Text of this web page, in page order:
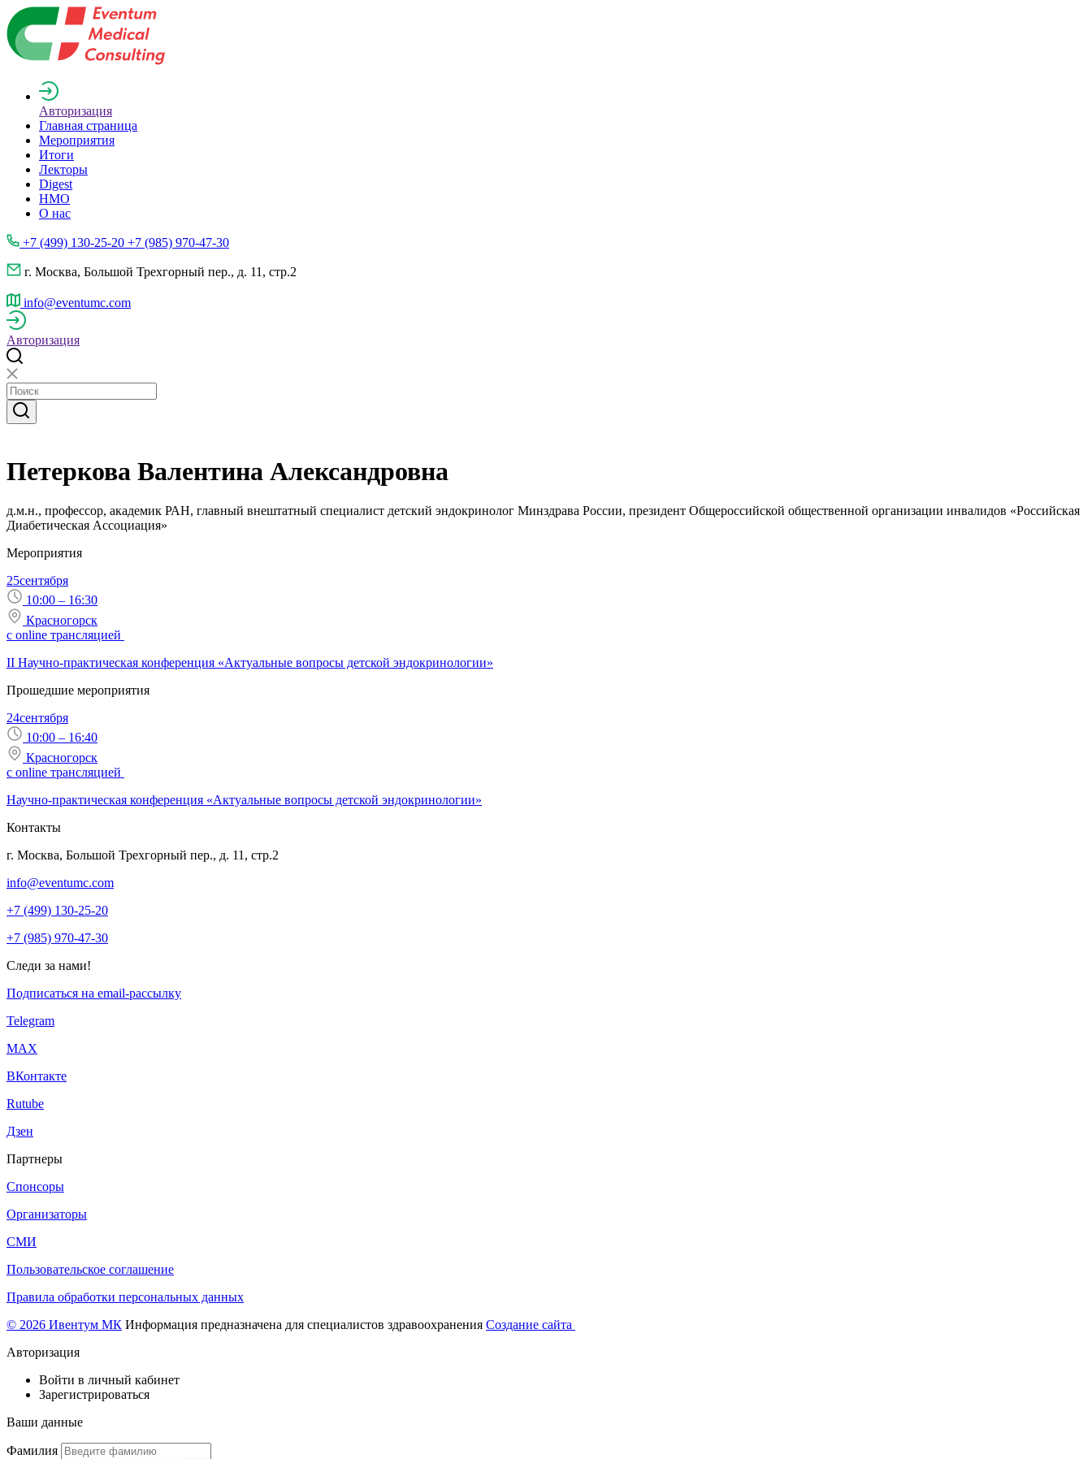
Авторизация
Главная страница
Мероприятия
Итоги
Лекторы
Digest
НМО
О нас
+7 (499) 130-25-20 +7 (985) 970-47-30
г. Москва, Большой Трехгорный пер., д. 11, стр.2
info@eventumc.com
Авторизация
Петеркова Валентина Александровна
д.м.н., профессор, академик РАН, главный внештатный специалист детский эндокринолог Минздрава России, президент Общероссийской общественной организации инвалидов «Российская
Диабетическая Ассоциация»
Мероприятия
25сентября
10:00 – 16:30
Красногорск
с online трансляцией
II Научно-практическая конференция «Актуальные вопросы детской эндокринологии»
Прошедшие мероприятия
24сентября
10:00 – 16:40
Красногорск
с online трансляцией
Научно-практическая конференция «Актуальные вопросы детской эндокринологии»
Контакты
г. Москва, Большой Трехгорный пер., д. 11, стр.2
info@eventumc.com
+7 (499) 130-25-20
+7 (985) 970-47-30
Следи за нами!
Подписаться на email-рассылку
Telegram
МАХ
ВКонтакте
Rutube
Дзен
Партнеры
Спонсоры
Организаторы
СМИ
Пользовательское соглашение
Правила обработки персональных данных
© 2026 Ивентум МК Информация предназначена для специалистов здравоохранения Создание сайта
Авторизация
Войти в личный кабинет
Зарегистрироваться
Ваши данные
Фамилия